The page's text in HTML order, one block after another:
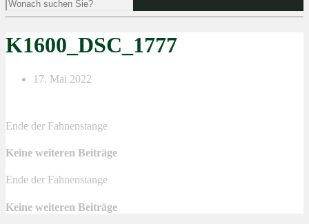
K1600_DSC_1777
17. Mai 2022
Ende der Fahnenstange
Keine weiteren Beiträge
Ende der Fahnenstange
Keine weiteren Beiträge